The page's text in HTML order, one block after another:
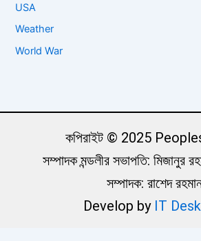
USA
Weather
World War
কপিরাইট © 2025
সম্পাদক মন্ডলীর সভাপতি: মিজানুর
সম্পাদক: রাশেদ
Develop by IT